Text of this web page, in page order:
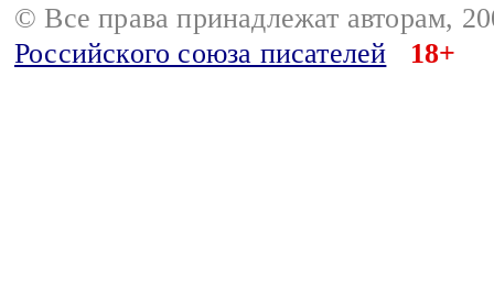
© Все права принадлежат авторам,
Российского союза писателей
18+